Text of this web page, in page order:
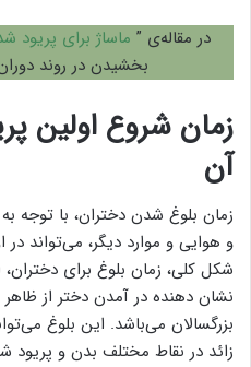
در مقاله‌ی ” ماساژ برای پریود
بخشیدن در روند
زمان شروع اولین
آن
زمان بلوغ شدن دختران، با توجه
و هوایی و موارد دیگر، می‌تواند در
نشان دهنده در آمدن دختر از
بزرگسالان می‌باشد. این بلوغ
زائد در نقاط مختلف بدن و پریود